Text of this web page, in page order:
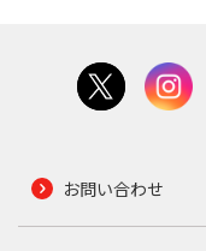
お問い合わせ